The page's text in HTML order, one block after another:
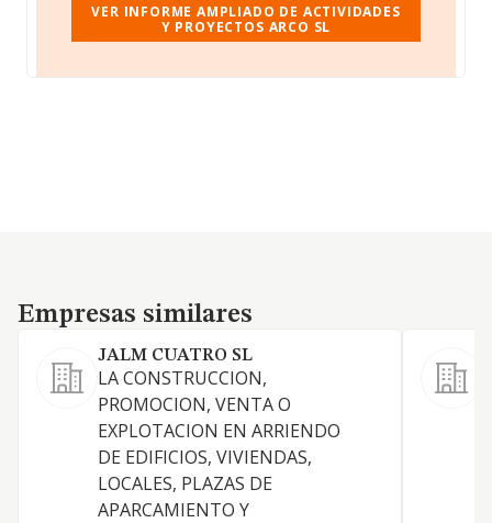
VER INFORME AMPLIADO DE ACTIVIDADES
Y PROYECTOS ARCO SL
Empresas similares
Empresas similares
JALM CUATRO SL
LA CONSTRUCCION,
PROMOCION, VENTA O
EXPLOTACION EN ARRIENDO
DE EDIFICIOS, VIVIENDAS,
LOCALES, PLAZAS DE
APARCAMIENTO Y